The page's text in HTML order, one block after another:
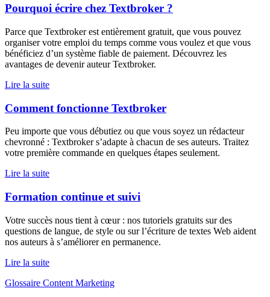
Pourquoi écrire chez Textbroker ?
Parce que Textbroker est entièrement gratuit, que vous pouvez
organiser votre emploi du temps comme vous voulez et que vous
bénéficiez d’un système fiable de paiement. Découvrez les
avantages de devenir auteur Textbroker.
Lire la suite
Comment fonctionne Textbroker
Peu importe que vous débutiez ou que vous soyez un rédacteur
chevronné : Textbroker s’adapte à chacun de ses auteurs. Traitez
votre première commande en quelques étapes seulement.
Lire la suite
Formation continue et suivi
Votre succès nous tient à cœur : nos tutoriels gratuits sur des
questions de langue, de style ou sur l’écriture de textes Web aident
nos auteurs à s’améliorer en permanence.
Lire la suite
Glossaire Content Marketing